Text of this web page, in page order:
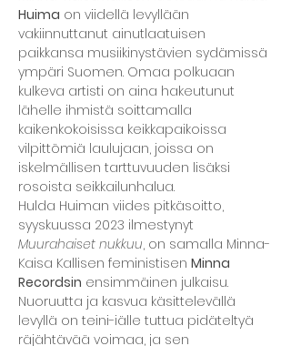
Huima on viidellä levyllään
vakiinnuttanut ainutlaatuisen
paikkansa musiikinystävien sydämissä
ympäri Suomen. Omaa polkuaan
kulkeva artisti on aina hakeutunut
lähelle ihmistä soittamalla
kaikenkokoisissa keikkapaikoissa
vilpittömiä laulujaan, joissa on
iskelmällisen tarttuvuuden lisäksi
rosoista seikkailunhalua.
Hulda Huiman viides pitkäsoitto,
syyskuussa 2023 ilmestynyt
Muurahaiset nukkuu, on samalla Minna-
Kaisa Kallisen feministisen Minna
Recordsin ensimmäinen julkaisu.
Nuoruutta ja kasvua käsittelevällä
levyllä on teini-iälle tuttua pidäteltyä
räjähtävää voimaa, ja sen